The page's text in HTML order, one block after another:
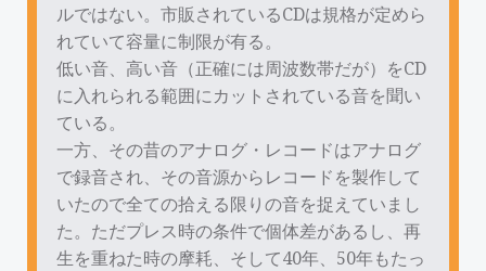
ルではない。市販されているCDは規格が定めら
れていて容量に制限が有る。
低い音、高い音（正確には周波数帯だが）をCD
に入れられる範囲にカットされている音を聞い
ている。
一方、その昔のアナログ・レコードはアナログ
で録音され、その音源からレコードを製作して
いたので全ての拾える限りの音を捉えていまし
た。ただプレス時の条件で個体差があるし、再
生を重ねた時の摩耗、そして40年、50年もたっ